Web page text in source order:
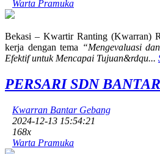
Warta Pramuka
Bekasi – Kwartir Ranting (Kwarran)
kerja dengan tema “Mengevaluasi
Efektif untuk Mencapai Tujuan&rdqu...
PERSARI SDN
Kwarran Bantar Gebang
2024-12-13 15:54:21
168x
Warta Pramuka